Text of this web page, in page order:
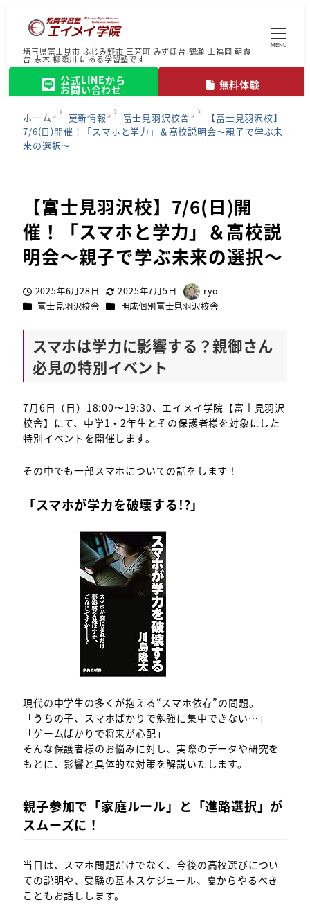
埼玉県富士見市 ふじみ野市 三芳町 みずほ台 鶴瀬 上福岡 朝霞
台 志木 柳瀬川 にある学習塾です
公式LINEから
お問い合わせ 無料体験
MENU
ホーム 更新情報 富士見羽沢校舎
【富士見羽沢校】
7/6(日)開催！「スマホと学力」＆高校説明会～親子で学ぶ未
来の選択～
【富士見羽沢校】7/6(日)開
催！「スマホと学力」＆高校説
明会～親子で学ぶ未来の選択～
投稿日2025年6月28日 更新日2025年7月5日
著
者
ryo
カテゴリー
富士見羽沢校舎 カテゴリー
明成個別富士見羽沢校舎
スマホは学力に影響する？親御さん
必見の特別イベント
7月6日（日）18:00〜19:30、エイメイ学院【富士見羽沢
校舎】にて、中学1・2年生とその保護者様を対象にした
特別イベントを開催します。
その中でも一部スマホについての話をします！
「スマホが学力を破壊する!?」
現代の中学生の多くが抱える“スマホ依存”の問題。
「うちの子、スマホばかりで勉強に集中できない…」
「ゲームばかりで将来が心配」
そんな保護者様のお悩みに対し、実際のデータや研究を
もとに、影響と具体的な対策を解説いたします。
親子参加で「家庭ルール」と「進路選択」が
スムーズに！
当日は、スマホ問題だけでなく、今後の高校選びについ
ての説明や、受験の基本スケジュール、夏からやるべき
こともお話しします。